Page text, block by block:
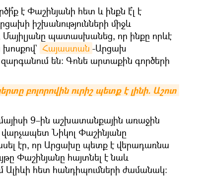
է Փաշինյանի հետ և ինքն է՞լ է
իշխանությունների միջև
Մայիլյանը պատասխանեց, որ ինքը որևէ
խոսքով` Հայաստան -Արցախ
զարգանում են: Գոնե արտաքին գործերի
բոլորովին ուրիշ պետք է լինի. Աշոտ
9–ին աշխատանքային առաջին
Նիկոլ Փաշինյանը
ասել էր, որ Արցախը պետք է վերադառնա
Փաշինյանը հայտնել է նաև
հետ հանդիպումների ժամանակ։